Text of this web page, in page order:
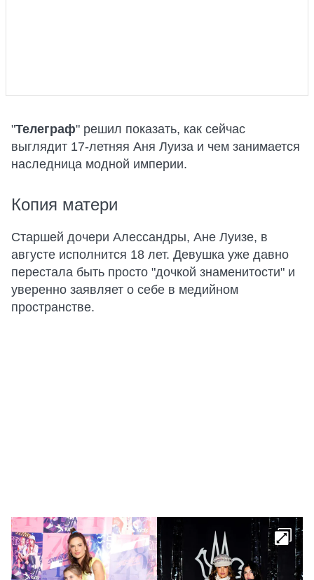
"Телеграф" решил показать, как сейчас
выглядит 17-летняя Аня Луиза и чем занимается
наследница модной империи.
Копия матери
Старшей дочери Алессандры, Ане Луизе, в
августе исполнится 18 лет. Девушка уже давно
перестала быть просто "дочкой знаменитости" и
уверенно заявляет о себе в медийном
пространстве.